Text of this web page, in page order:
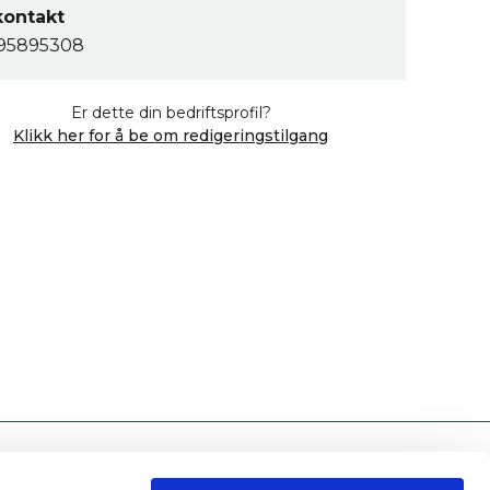
Er dette din bedriftsprofil?
Klikk her for å be om redigeringstilgang